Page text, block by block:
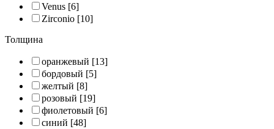
Venus [6]
Zirconio [10]
Толщина
оранжевый [13]
бордовый [5]
желтый [8]
розовый [19]
фиолетовый [6]
синий [48]